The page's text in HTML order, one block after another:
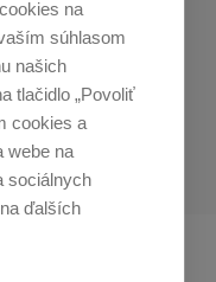
na
súhlasom
našich
tlačidlo „Povoliť
cookies a
webe na
sociálnych
ďalších